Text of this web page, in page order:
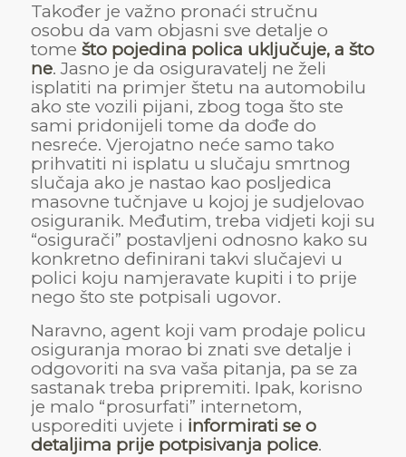
Također je važno pronaći stručnu
osobu da vam objasni sve detalje o
tome što pojedina polica uključuje, a što
ne. Jasno je da osiguravatelj ne želi
isplatiti na primjer štetu na automobilu
ako ste vozili pijani, zbog toga što ste
sami pridonijeli tome da dođe do
nesreće. Vjerojatno neće samo tako
prihvatiti ni isplatu u slučaju smrtnog
slučaja ako je nastao kao posljedica
masovne tučnjave u kojoj je sudjelovao
osiguranik. Međutim, treba vidjeti koji su
“osigurači” postavljeni odnosno kako su
konkretno definirani takvi slučajevi u
polici koju namjeravate kupiti i to prije
nego što ste potpisali ugovor.
Naravno, agent koji vam prodaje policu
osiguranja morao bi znati sve detalje i
odgovoriti na sva vaša pitanja, pa se za
sastanak treba pripremiti. Ipak, korisno
je malo “prosurfati” internetom,
usporediti uvjete i informirati se o
detaljima prije potpisivanja police.